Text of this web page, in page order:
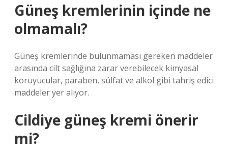
Güneş kremlerinin içinde ne
olmamalı?
Güneş kremlerinde bulunmaması gereken maddeler
arasında cilt sağlığına zarar verebilecek kimyasal
koruyucular, paraben, sülfat ve alkol gibi tahriş edici
maddeler yer alıyor.
Cildiye güneş kremi önerir
mi?